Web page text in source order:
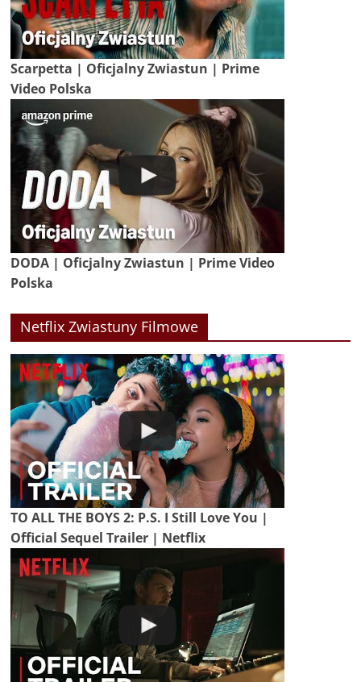
Scarpetta | Oficjalny Zwiastun | Prime
Video Polska
DODA | Oficjalny Zwiastun | Prime Video
Polska
Netflix Zwiastuny Filmowe
TO ALL THE BOYS 2: P.S. I Still Love You |
Official Sequel Trailer | Netflix